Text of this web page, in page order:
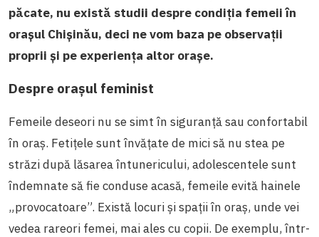
păcate, nu există studii despre condiția femeii în
orașul Chișinău, deci ne vom baza pe observații
proprii și pe experiența altor orașe.
Despre orașul feminist
Femeile deseori nu se simt în siguranță sau confortabil
în oraș. Fetițele sunt învățate de mici să nu stea pe
străzi după lăsarea întunericului, adolescentele sunt
îndemnate să fie conduse acasă, femeile evită hainele
„provocatoare”. Există locuri și spații în oraș, unde vei
vedea rareori femei, mai ales cu copii. De exemplu, într-